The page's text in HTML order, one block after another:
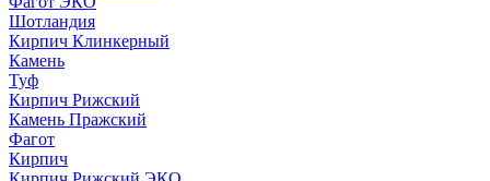
Шотландия
Кирпич Клинкерный
Камень
Туф
Кирпич Рижский
Камень Пражский
Фагот
Кирпич